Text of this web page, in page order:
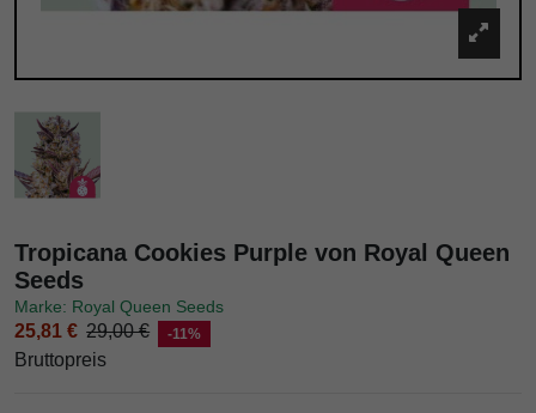
Tropicana Cookies Purple von Royal Queen
Seeds
Marke: Royal Queen Seeds
25,81 € 29,00 € -11%
Bruttopreis